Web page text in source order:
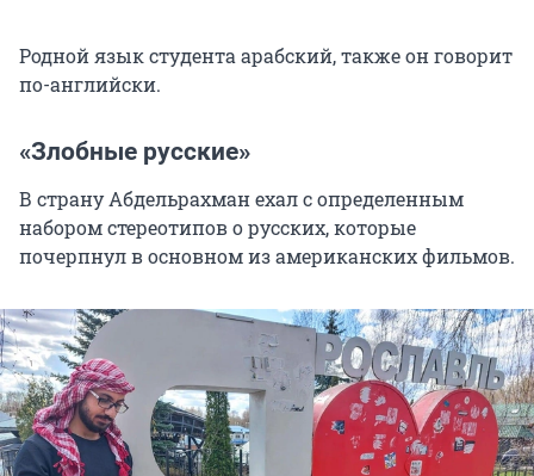
Родной язык студента арабский, также он говорит
по-английски.
«Злобные русские»
В страну Абдельрахман ехал с определенным
набором стереотипов о русских, которые
почерпнул в основном из американских фильмов.